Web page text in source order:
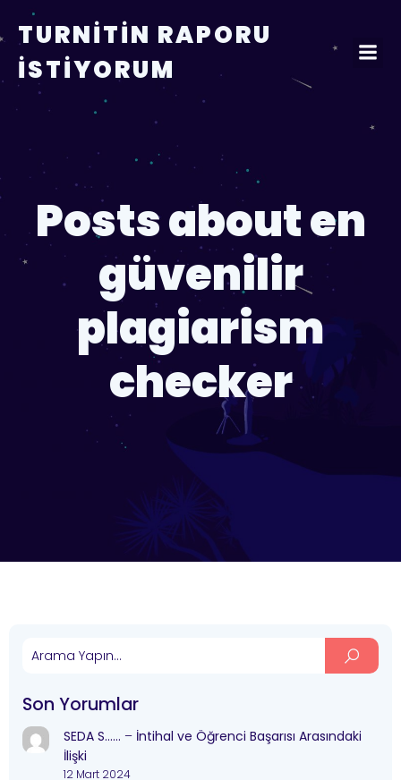
TURNITIN RAPORU
İSTIYORUM
Posts about en
güvenilir
plagiarism
checker
Son Yorumlar
SEDA S…… – İntihal ve Öğrenci Başarısı Arasındaki
İlişki
12 Mart 2024